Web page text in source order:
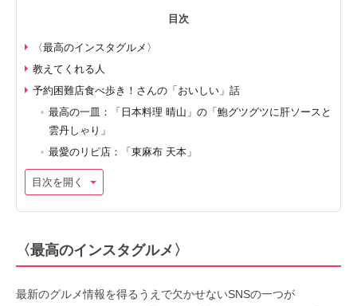
目次
〈最高のインスタグルメ〉
教えてくれる人
予約困難店食べ歩き！さんの「おいしい」話
最高の一皿：「日本料理 晴山」の「鮑グツグツに肝ソースと
雲丹しゃり」
最愛のリピ店：「東麻布 天本」
目次を開く
〈最高のインスタグルメ〉
最新のグルメ情報を得るうえで欠かせないSNSの一つが